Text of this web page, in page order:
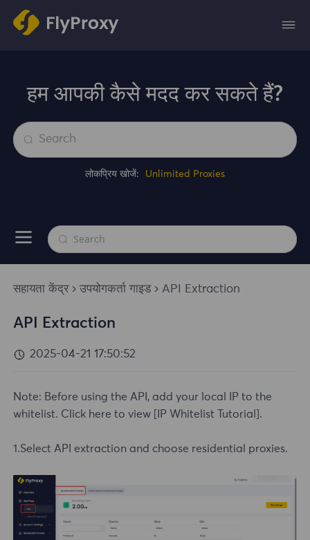
हम आपकी कैसे मदद कर सकते हैं?
लोकप्रिय खोजें: Unlimited Proxies
सहायता केंद्र उपयोगकर्ता गाइड API Extraction
API Extraction
2025-04-21 17:50:52
Note: Before using the API, add your local IP to the
whitelist. Click here to view
[IP Whitelist Tutorial] .
1.Select API extraction and choose residential proxies.